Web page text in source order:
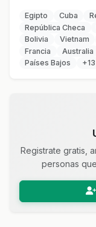
Egipto Cuba
República Checa
Bolivia
Vietnam
Francia
Australia
Países Bajos
Registrate gratis,
personas